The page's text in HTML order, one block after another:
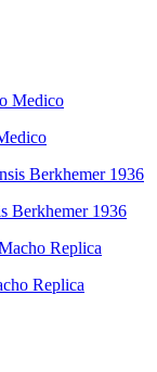
Berkhemer 1936
Replica